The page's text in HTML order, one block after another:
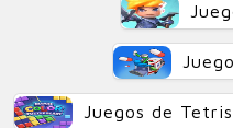
Juegos de Tetris